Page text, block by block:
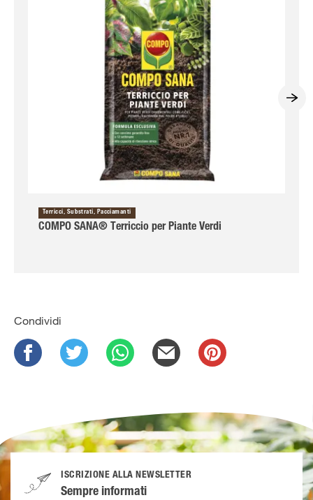
Terricci, Substrati, Pacciamanti
COMPO SANA® Terriccio per Piante Verdi
Condividi
ISCRIZIONE ALLA NEWSLETTER
Sempre informati